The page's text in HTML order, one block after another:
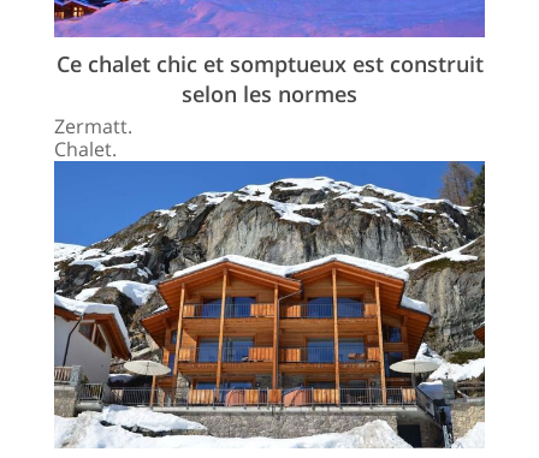
Ce chalet chic et somptueux est construit
selon les normes
Zermatt.
Chalet.